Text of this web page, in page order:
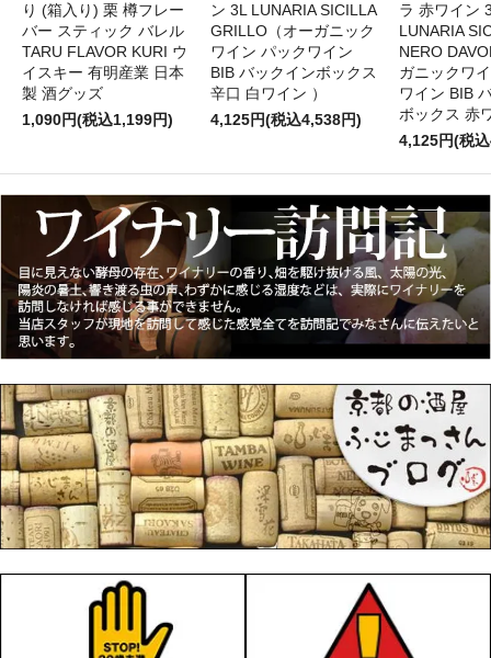
り (箱入り) 栗 樽フレー
バー スティック バレル
TARU FLAVOR KURI ウ
イスキー 有明産業 日本
製 酒グッズ
1,090円(税込1,199円)
ン 3L LUNARIA SICILLA
GRILLO（オーガニック
ワイン パックワイン
BIB バックインボックス
辛口 白ワイン ）
4,125円(税込4,538円)
ラ 赤ワイ
LUNARIA
NERO
ガニックワ
ワイン BIB
ボックス 赤
4,125円(税